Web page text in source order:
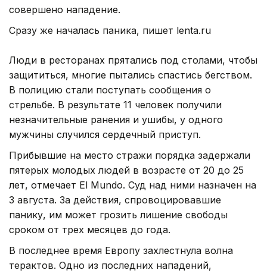
совершено нападение.
Сразу же началась паника, пишет lenta.ru
Люди в ресторанах прятались под столами, чтобы
защититься, многие пытались спастись бегством.
В полицию стали поступать сообщения о
стрельбе. В результате 11 человек получили
незначительные ранения и ушибы, у одного
мужчины случился сердечный приступ.
Прибывшие на место стражи порядка задержали
пятерых молодых людей в возрасте от 20 до 25
лет, отмечает El Mundo. Суд над ними назначен на
3 августа. За действия, спровоцировавшие
панику, им может грозить лишение свободы
сроком от трех месяцев до года.
В последнее время Европу захлестнула волна
терактов. Одно из последних нападений,